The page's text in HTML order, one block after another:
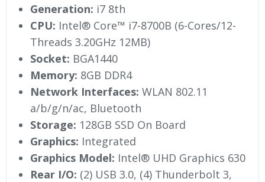
Generation: i7 8th
CPU: Intel® Core™ i7-8700B (6-Cores/12-
Threads 3.20GHz 12MB)
Socket: BGA1440
Memory: 8GB DDR4
Network Interfaces: WLAN 802.11
a/b/g/n/ac, Bluetooth
Storage: 128GB SSD On Board
Graphics: Integrated
Graphics Model: Intel® UHD Graphics 630
Rear I/O: (2) USB 3.0, (4) Thunderbolt 3,